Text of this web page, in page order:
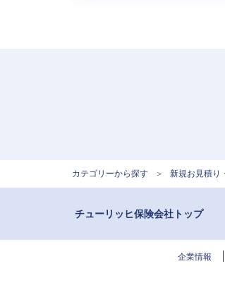
カテゴリーから探す > 新規お見積り
チューリッヒ保険会社トップ
企業情報